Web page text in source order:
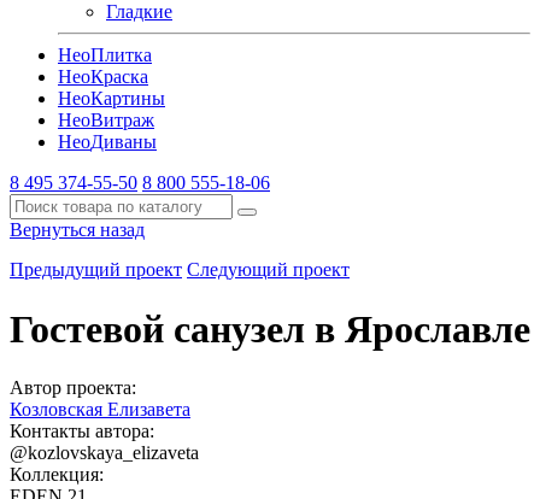
Гладкие
НеоПлитка
НеоКраска
НеоКартины
НеоВитраж
НеоДиваны
8 495 374-55-50 8 800 555-18-06
Вернуться назад
Предыдущий проект Следующий проект
Гостевой санузел в Ярославле
Автор проекта:
Козловская Елизавета
Контакты автора:
@kozlovskaya_elizaveta
Коллекция: